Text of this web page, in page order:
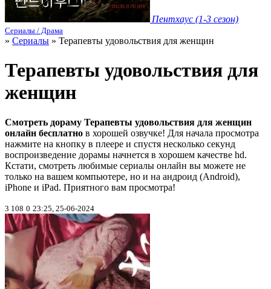
Пентхаус (1-3 сезон)
Сериалы / Драма
» Сериалы » Терапевты удовольствия для женщин
Терапевты удовольствия для
женщин
Смотреть дораму Терапевты удовольствия для женщин
онлайн бесплатно в хорошей озвучке! Для начала просмотра
нажмите на кнопку в плеере и спустя несколько секунд
воспроизведение дорамы начнется в хорошем качестве hd.
Кстати, смотреть любимые сериалы онлайн вы можете не
только на вашем компьютере, но и на андроид (Android),
iPhone и iPad. Приятного вам просмотра!
3 108 0 23:25, 25-06-2024